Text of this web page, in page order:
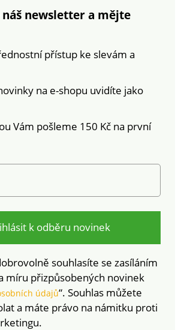
newsletter a mějte
přístup ke slevám a
na e-shopu uvidíte jako
Vám pošleme 150 Kč na první
k odběru novinek
souhlasíte se zasíláním
míru přizpůsobených novinek
údajů“. Souhlas můžete
a máte právo na námitku proti